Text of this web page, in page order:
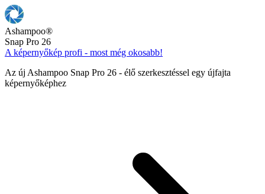
Ashampoo®
Snap Pro 26
A képernyőkép profi - most még okosabb!
Az új Ashampoo Snap Pro 26 - élő szerkesztéssel egy újfajta
képernyőképhez